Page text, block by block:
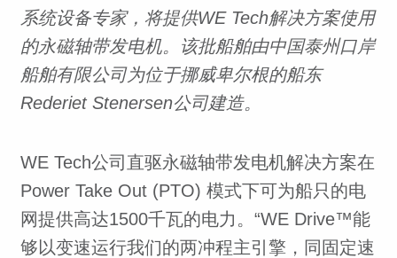
系统设备专家，将提供WE Tech解决方案使用
的永磁轴带发电机。该批船舶由中国泰州口岸
船舶有限公司为位于挪威卑尔根的船东
Rederiet Stenersen公司建造。
WE Tech公司直驱永磁轴带发电机解决方案在
Power Take Out (PTO) 模式下可为船只的电
网提供高达1500千瓦的电力。“WE Drive™能
够以变速运行我们的两冲程主引擎，同固定速